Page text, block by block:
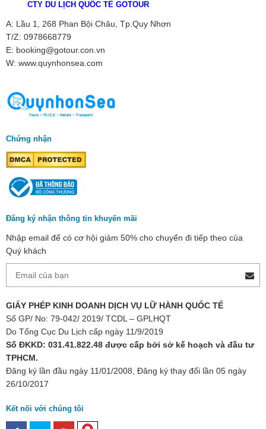
CTY DU LỊCH QUỐC TẾ GOTOUR
A: Lầu 1, 268 Phan Bội Châu, Tp.Quy Nhơn
T/Z: 0978668779
E: booking@gotour.con.vn
W: www.quynhonsea.com
Chứng nhận
Đăng ký nhận thông tin khuyến mãi
Nhập email để có cơ hội giảm 50% cho chuyến đi tiếp theo của
Quý khách
GIẤY PHÉP KINH DOANH DỊCH VỤ LỮ HÀNH QUỐC TẾ
Số GP/ No: 79-042/ 2019/ TCDL – GPLHQT
Do Tổng Cục Du Lịch cấp ngày 11/9/2019
Số ĐKKD: 031.41.822.48 được cấp bởi sở kế hoạch và đầu tư
TPHCM.
Đăng ký lần đầu ngày 11/01/2008, Đăng ký thay đổi lần 05 ngày
26/10/2017
Kết nối với chúng tôi